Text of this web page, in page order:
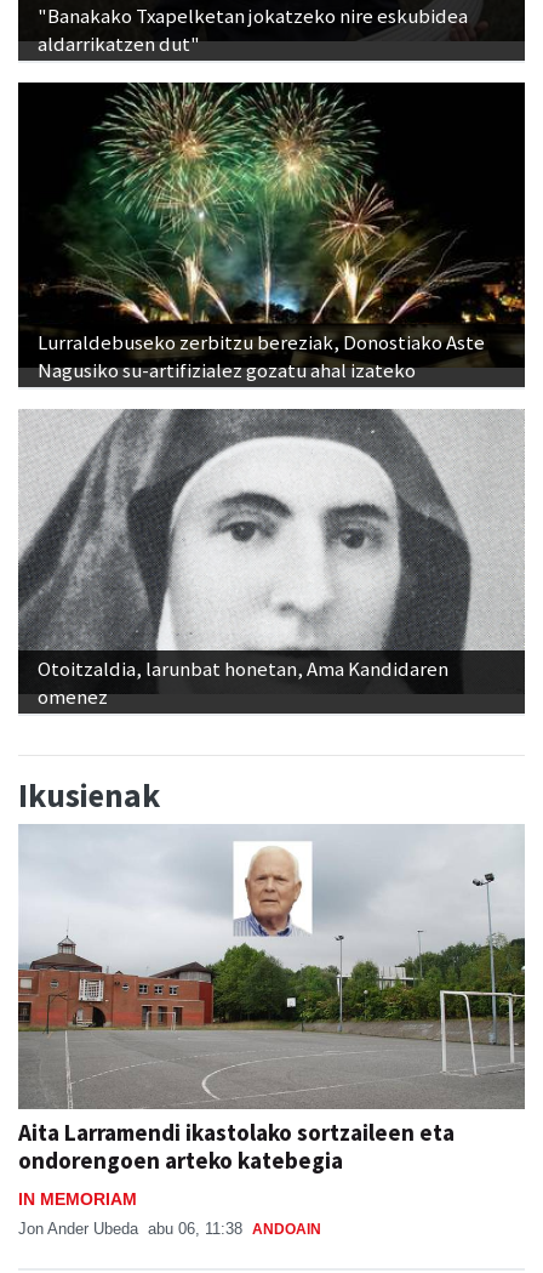
"Banakako Txapelketan jokatzeko nire eskubidea
aldarrikatzen dut"
Lurraldebuseko zerbitzu bereziak, Donostiako Aste
Nagusiko su-artifizialez gozatu ahal izateko
Otoitzaldia, larunbat honetan, Ama Kandidaren
omenez
Ikusienak
Aita Larramendi ikastolako sortzaileen eta
ondorengoen arteko katebegia
IN MEMORIAM
Jon Ander Ubeda abu 06, 11:38 ANDOAIN